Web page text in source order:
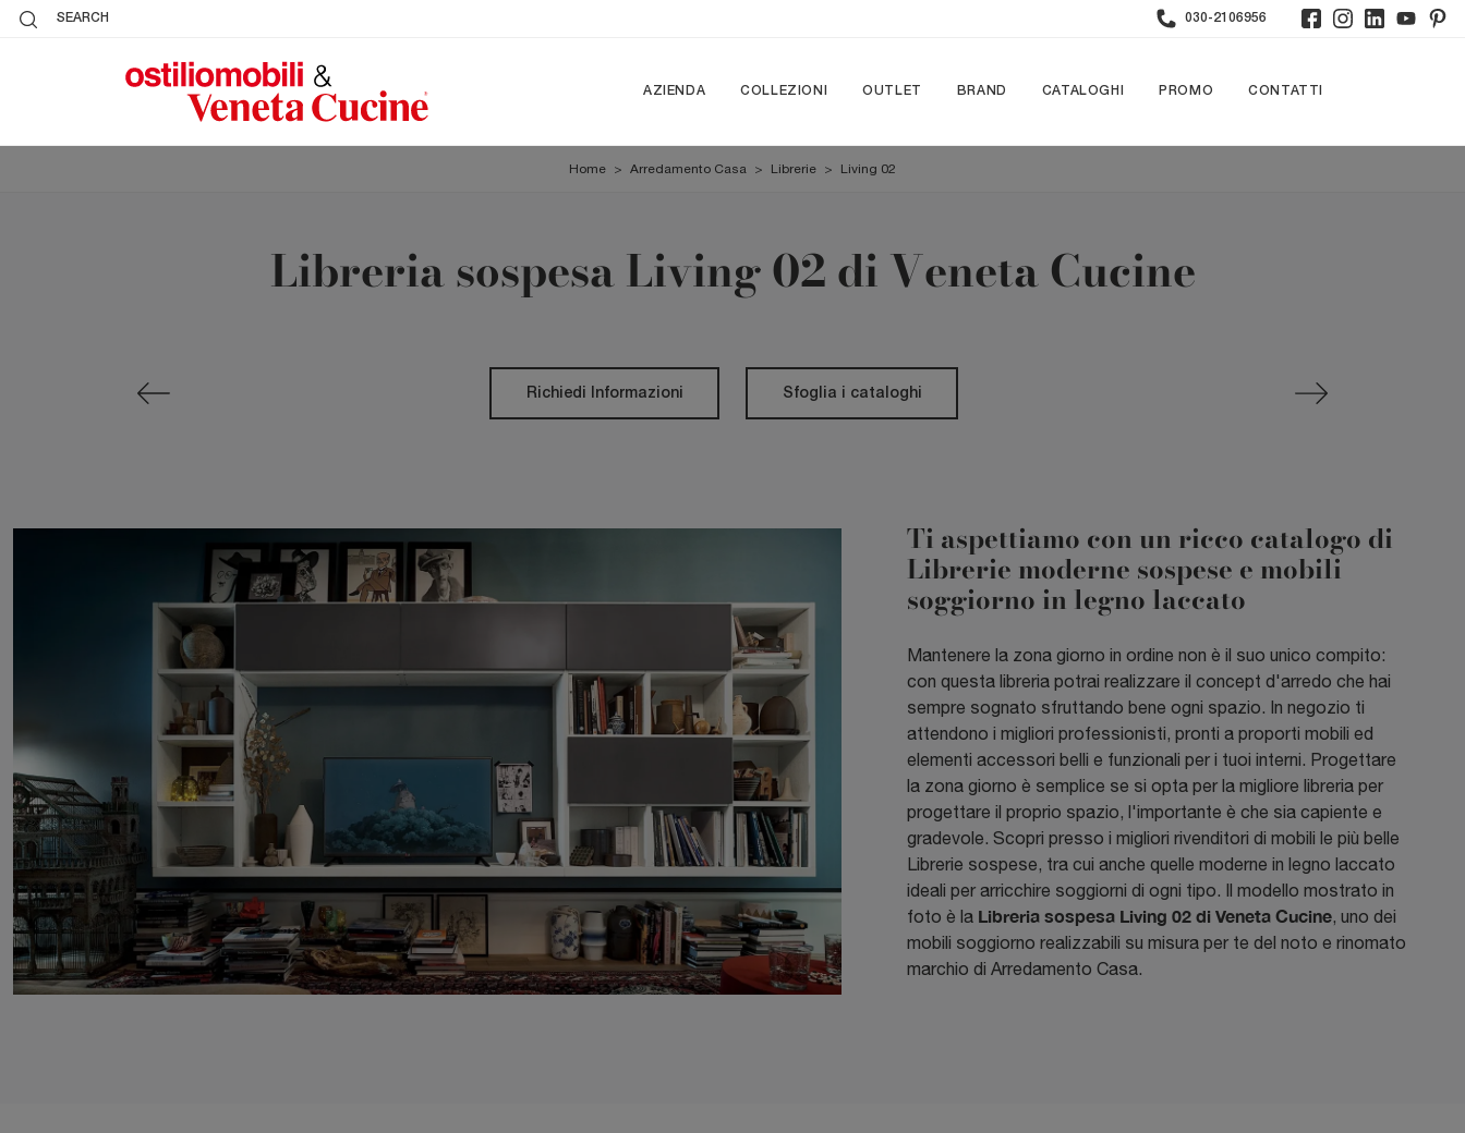
SEARCH 030-2106956
AZIENDA COLLEZIONI OUTLET BRAND CATALOGHI PROMO CONTATTI
Home > Arredamento Casa > Librerie > Living 02
Libreria sospesa Living 02 di Veneta Cucine
Richiedi Informazioni Sfoglia i cataloghi
Ti aspettiamo con un ricco catalogo di
Librerie moderne sospese e mobili
soggiorno in legno laccato
Mantenere la zona giorno in ordine non è il suo unico compito:
con questa libreria potrai realizzare il concept d'arredo che hai
sempre sognato sfruttando bene ogni spazio. In negozio ti
attendono i migliori professionisti, pronti a proporti mobili ed
elementi accessori belli e funzionali per i tuoi interni. Progettare
la zona giorno è semplice se si opta per la migliore libreria per
progettare il proprio spazio, l'importante è che sia capiente e
gradevole. Scopri presso i migliori rivenditori di mobili le più belle
Librerie sospese, tra cui anche quelle moderne in legno laccato
ideali per arricchire soggiorni di ogni tipo. Il modello mostrato in
foto è la Libreria sospesa Living 02 di Veneta Cucine, uno dei
mobili soggiorno realizzabili su misura per te del noto e rinomato
marchio di Arredamento Casa.